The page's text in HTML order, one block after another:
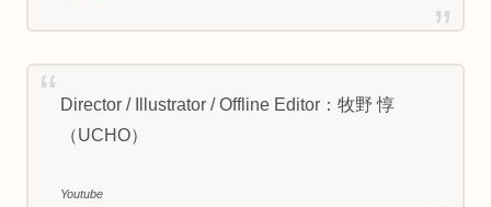
Director / Illustrator / Offline Editor：牧野 惇
（UCHO）
Youtube